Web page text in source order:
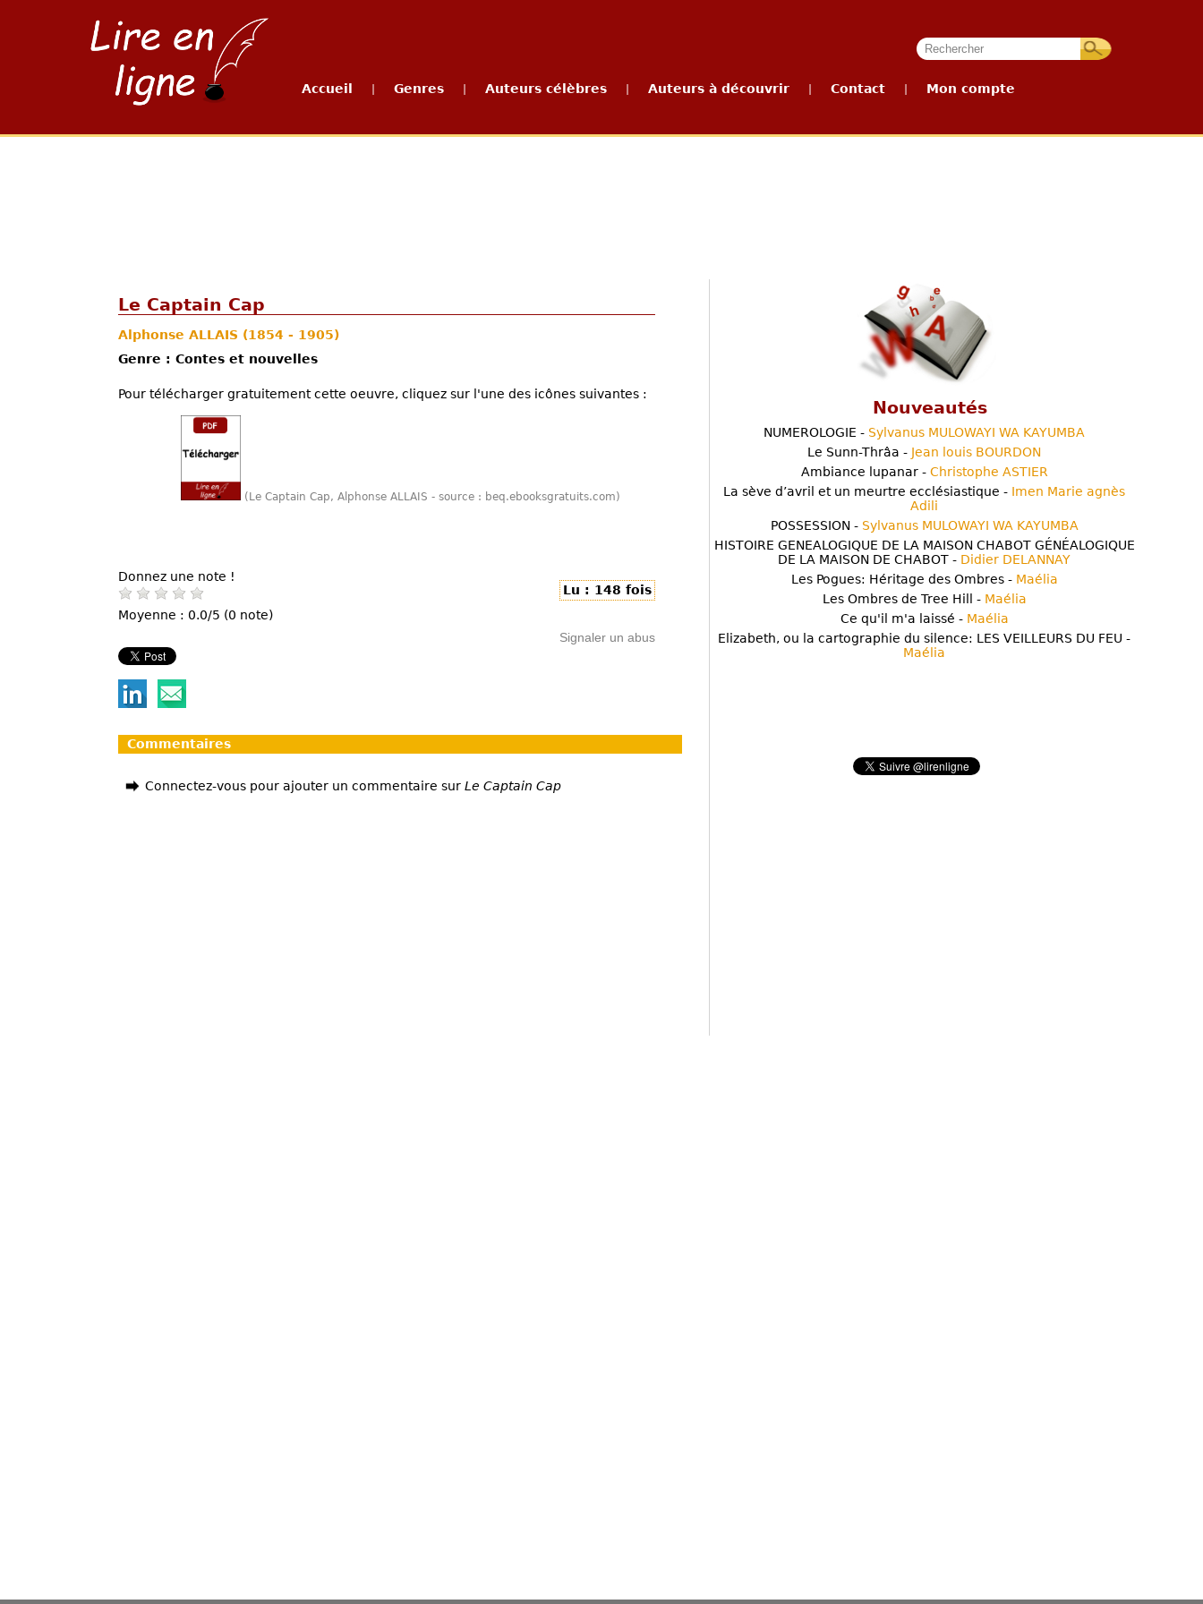
Accueil Genres Auteurs célèbres Auteurs à découvrir Contact Mon compte
Le Captain Cap
Alphonse ALLAIS (1854 - 1905)
Genre : Contes et nouvelles
Pour télécharger gratuitement cette oeuvre, cliquez sur l'une des icônes suivantes :
(Le Captain Cap, Alphonse ALLAIS - source : beq.ebooksgratuits.com)
Donnez une note !
Moyenne : 0.0/5 (0 note)
Lu : 148 fois
Signaler un abus
Commentaires
Connectez-vous pour ajouter un commentaire sur Le Captain Cap
Nouveautés
NUMEROLOGIE - Sylvanus MULOWAYI WA KAYUMBA
Le Sunn-Thrâa - Jean louis BOURDON
Ambiance lupanar - Christophe ASTIER
La sève d’avril et un meurtre ecclésiastique - Imen Marie agnès
Adili
POSSESSION - Sylvanus MULOWAYI WA KAYUMBA
HISTOIRE GENEALOGIQUE DE LA MAISON CHABOT GÉNÉALOGIQUE
DE LA MAISON DE CHABOT - Didier DELANNAY
Les Pogues: Héritage des Ombres - Maélia
Les Ombres de Tree Hill - Maélia
Ce qu'il m'a laissé - Maélia
Elizabeth, ou la cartographie du silence: LES VEILLEURS DU FEU -
Maélia